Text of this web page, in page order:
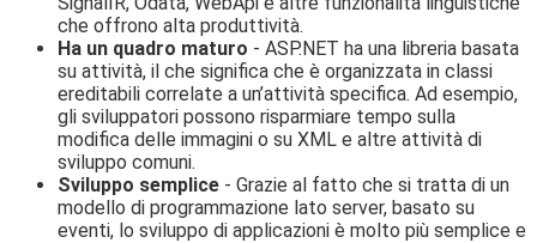
che offrono alta produttività.
Ha un quadro maturo - ASP.NET ha una libreria basata
su attività, il che significa che è organizzata in classi
ereditabili correlate a un’attività specifica. Ad esempio,
gli sviluppatori possono risparmiare tempo sulla
modifica delle immagini o su XML e altre attività di
sviluppo comuni.
Sviluppo semplice - Grazie al fatto che si tratta di un
modello di programmazione lato server, basato su
eventi, lo sviluppo di applicazioni è molto più semplice e